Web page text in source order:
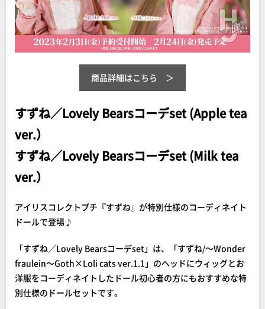
商品詳細はこちら
すずね／Lovely Bearsコーデset (Apple tea
ver.）
すずね／Lovely Bearsコーデset (Milk tea
ver.）
アイリスコレクトプチ『すずね』が特別仕様のコーディネイト
ドールで登場♪
「すずね／Lovely Bearsコーデset」は、「すずね/～Wonder
fraulein～Goth×Loli cats ver.1.1」のヘッドにウィッグとお
洋服をコーディネイトしたドール初心者の方にもおすすめな特
別仕様のドールセットです。